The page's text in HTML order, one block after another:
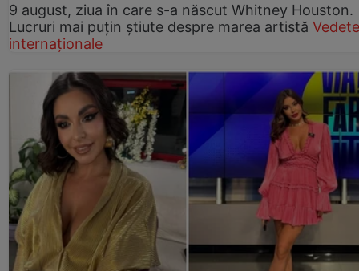
9 august, ziua în care s-a născut Whitney Houston.
Lucruri mai puțin știute despre marea artistă Vedete
internaționale